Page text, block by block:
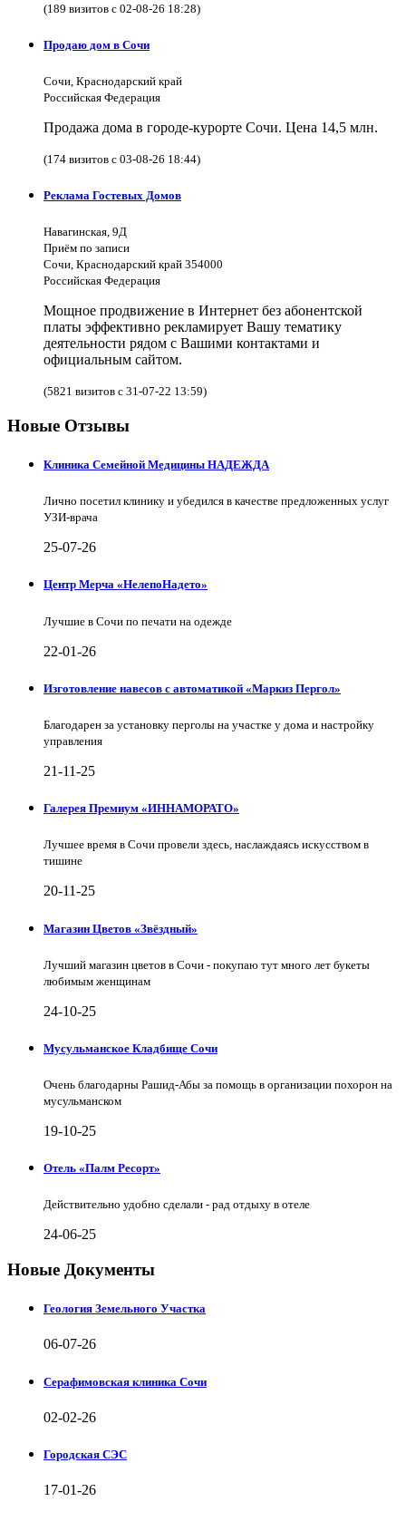
(189 визитов с 02-08-26 18:28)
Продаю дом в Сочи
Сочи, Краснодарский край
Российская Федерация
Продажа дома в городе-курорте Сочи. Цена 14,5 млн.
(174 визитов с 03-08-26 18:44)
Реклама Гостевых Домов
Навагинская, 9Д
Приём по записи
Сочи, Краснодарский край 354000
Российская Федерация
Мощное продвижение в Интернет без абонентской
платы эффективно рекламирует Вашу тематику
деятельности рядом с Вашими контактами и
официальным сайтом.
(5821 визитов с 31-07-22 13:59)
Новые Отзывы
Клиника Семейной Медицины НАДЕЖДА
Лично посетил клинику и убедился в качестве предложенных услуг
УЗИ-врача
25-07-26
Центр Мерча «НелепоНадето»
Лучшие в Сочи по печати на одежде
22-01-26
Изготовление навесов с автоматикой «Маркиз Пергол»
Благодарен за установку перголы на участке у дома и настройку
управления
21-11-25
Галерея Премиум «ИННАМОРАТО»
Лучшее время в Сочи провели здесь, наслаждаясь искусством в
тишине
20-11-25
Магазин Цветов «Звёздный»
Лучший магазин цветов в Сочи - покупаю тут много лет букеты
любимым женщинам
24-10-25
Мусульманское Кладбище Сочи
Очень благодарны Рашид-Абы за помощь в организации похорон на
мусульманском
19-10-25
Отель «Палм Ресорт»
Действительно удобно сделали - рад отдыху в отеле
24-06-25
Новые Документы
Геология Земельного Участка
06-07-26
Серафимовская клиника Сочи
02-02-26
Городская СЭС
17-01-26